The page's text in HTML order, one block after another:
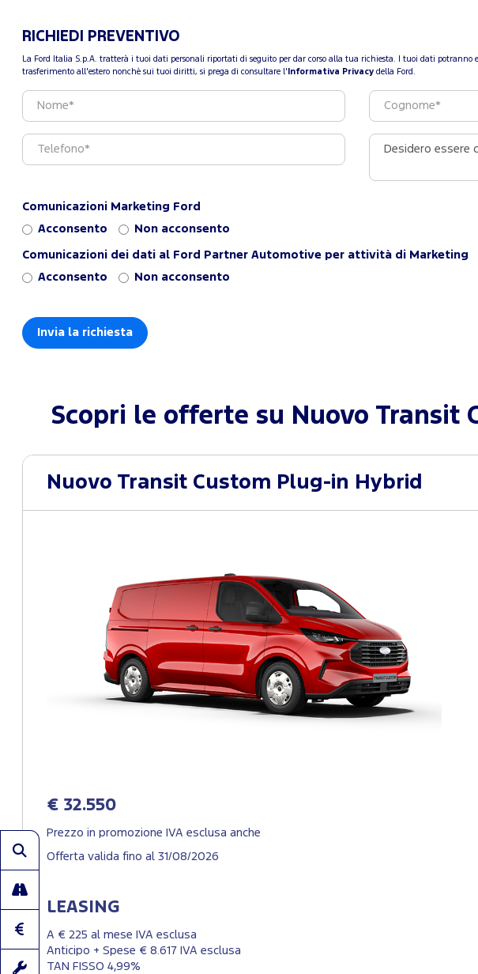
RICHIEDI PREVENTIVO
La Ford Italia S.p.A. tratterà i tuoi dati personali riportati di seguito per dar corso alla tua richiesta. I tuoi dati
trasferimento all'estero nonchè sui tuoi diritti, si prega di consultare l' Informativa Privacy della Ford.
Comunicazioni Marketing Ford
Acconsento Non acconsento
Comunicazioni dei dati al Ford Partner Automotive per attività di Marketing
Acconsento Non acconsento
Scopri le offerte su Nuovo Transit
Nuovo Transit Custom Plug-in Hybrid
€ 32.550
Prezzo in promozione IVA esclusa anche
Offerta valida fino al 31/08/2026
LEASING
A € 225 al mese IVA esclusa
Anticipo + Spese € 8.617 IVA esclusa
TAN FISSO 4,99%